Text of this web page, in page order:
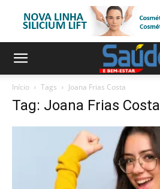
Início Tags Joana Frias Costa
Tag: Joana Frias Costa